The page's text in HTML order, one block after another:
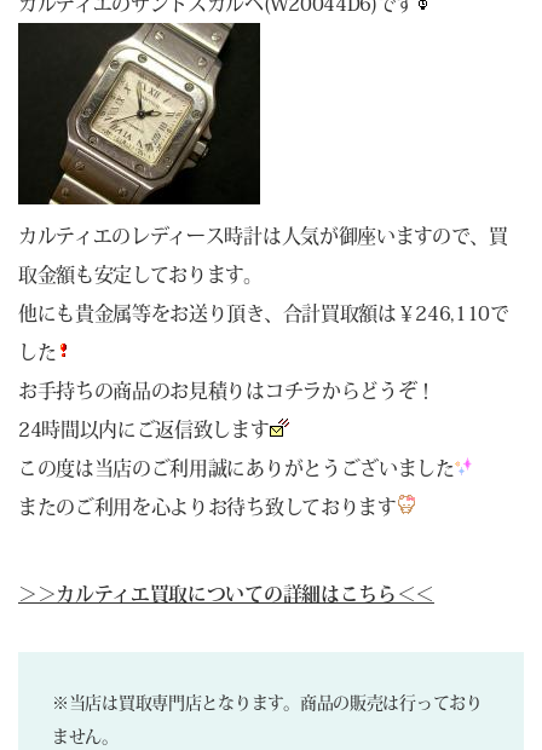
カルティエのレディース時計は人気が御座いますので、買
取金額も安定しております。
他にも貴金属等をお送り頂き、合計買取額は￥246,110で
した
お手持ちの商品のお見積りはコチラからどうぞ！
24時間以内にご返信致します
この度は当店のご利用誠にありがとうございました
またのご利用を心よりお待ち致しております
＞＞カルティエ買取についての詳細はこちら＜＜
※当店は買取専門店となります。商品の販売は行っており
ません。